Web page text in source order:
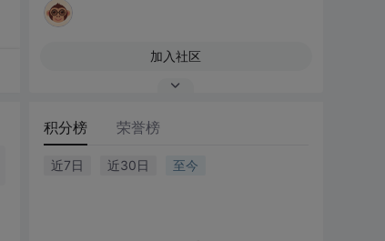
加入社区
积分榜 荣誉榜
近7日 近30日 至今